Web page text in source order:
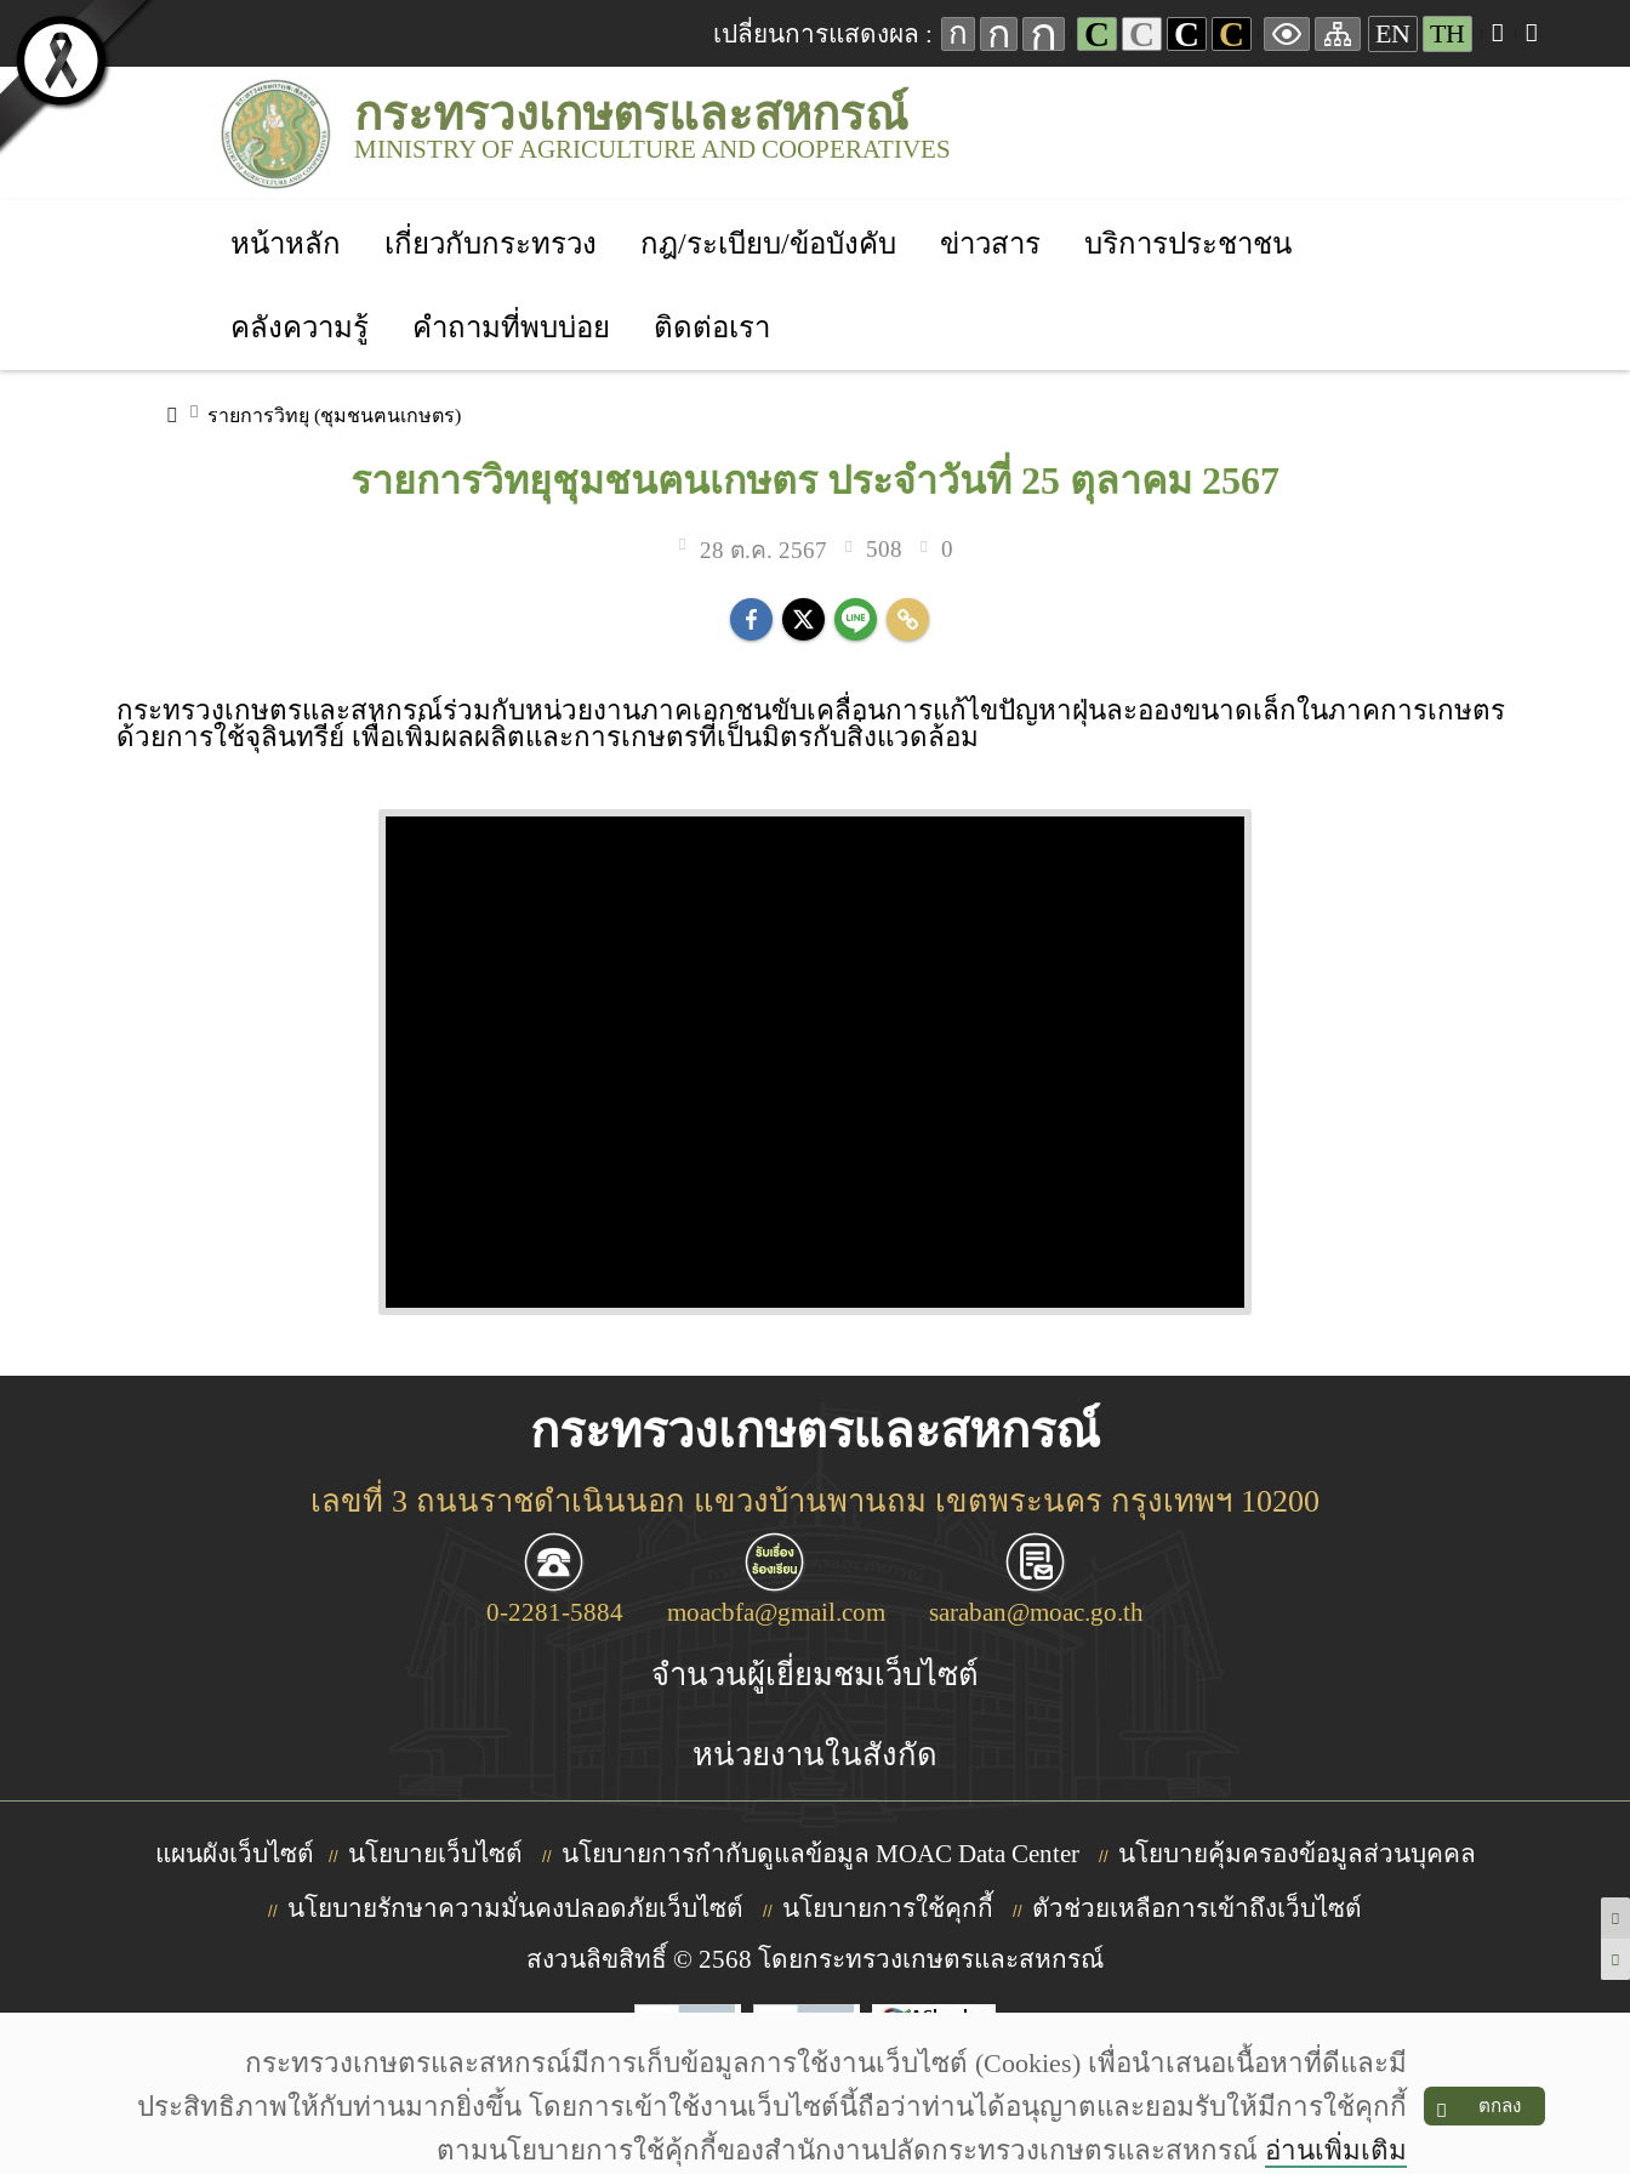
เปลี่ยนการแสดงผล : ก ก ก C C C C EN TH
กระทรวงเกษตรและสหกรณ์
MINISTRY OF AGRICULTURE AND COOPERATIVES
หน้าหลัก เกี่ยวกับกระทรวง กฎ/ระเบียบ/ข้อบังคับ ข่าวสาร บริการประชาชน
คลังความรู้ คำถามที่พบบ่อย ติดต่อเรา
รายการวิทยุ (ชุมชนฅนเกษตร)
รายการวิทยุชุมชนฅนเกษตร ประจำวันที่ 25 ตุลาคม 2567
28 ต.ค. 2567 508 0
กระทรวงเกษตรและสหกรณ์ร่วมกับหน่วยงานภาคเอกชนขับเคลื่อนการแก้ไขปัญหาฝุ่นละอองขนาดเล็กในภาคการเกษตร
ด้วยการใช้จุลินทรีย์ เพื่อเพิ่มผลผลิตและการเกษตรที่เป็นมิตรกับสิ่งแวดล้อม
กระทรวงเกษตรและสหกรณ์
เลขที่ 3 ถนนราชดำเนินนอก แขวงบ้านพานถม เขตพระนคร กรุงเทพฯ 10200
0-2281-5884 moacbfa@gmail.com saraban@moac.go.th
จำนวนผู้เยี่ยมชมเว็บไซต์
หน่วยงานในสังกัด
แผนผังเว็บไซต์ // นโยบายเว็บไซต์ // นโยบายการกำกับดูแลข้อมูล MOAC Data Center // นโยบายคุ้มครองข้อมูลส่วนบุคคล
// นโยบายรักษาความมั่นคงปลอดภัยเว็บไซต์ // นโยบายการใช้คุกกี้ // ตัวช่วยเหลือการเข้าถึงเว็บไซต์
สงวนลิขสิทธิ์ © 2568 โดยกระทรวงเกษตรและสหกรณ์
Font by: f0nt | Image by: Pixabay | Pexels | Unsplash | Photoontour | wikipedia Designed by Freepik | Icon made by www.flaticon.com is licensed by CC 3.0 BY | pngtree.com
กระทรวงเกษตรและสหกรณ์มีการเก็บข้อมูลการใช้งานเว็บไซต์ (Cookies) เพื่อนำเสนอเนื้อหาที่ดีและมี
ประสิทธิภาพให้กับท่านมากยิ่งขึ้น โดยการเข้าใช้งานเว็บไซต์นี้ถือว่าท่านได้อนุญาตและยอมรับให้มีการใช้คุกกี้
ตามนโยบายการใช้คุ้กกี้ของสำนักงานปลัดกระทรวงเกษตรและสหกรณ์ อ่านเพิ่มเติม
ตกลง